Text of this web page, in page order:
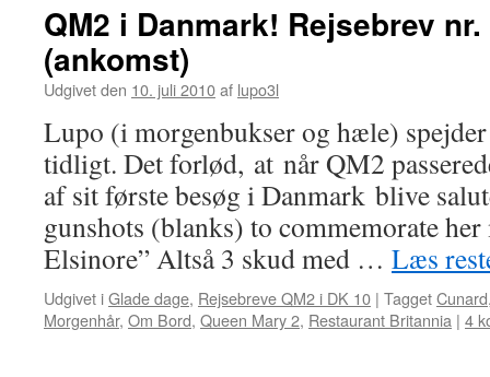
QM2 i Danmark! Rejsebrev
(ankomst)
Udgivet den 10. juli 2010af lupo3l
Lupo (i morgenbukser og hæle)
tidligt. Det forlød, at når QM2
af sit første besøg i Danmark blive
gunshots (blanks) to commemorate
Elsinore” Altså 3 skud med … Læs
Udgivet iGlade dage, Rejsebreve QM2 i DK 10 | TaggetCunard
Morgenhår, Om Bord, Queen Mary 2, Restaurant Britannia | 4